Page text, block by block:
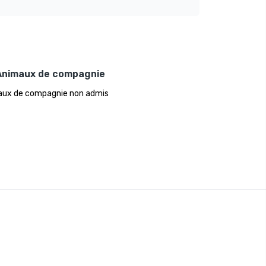
de compagnie
de compagnie non admis